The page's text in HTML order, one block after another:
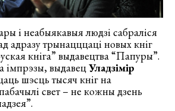
і неабыякавыя людзі сабраліся
адразу трынацццаці новых кніг
кніга” выдавецтва “Папуры”.
імпрэзы, выдавецУладзімір
шэсць тысяч кніг на
свет – не кожны дзень